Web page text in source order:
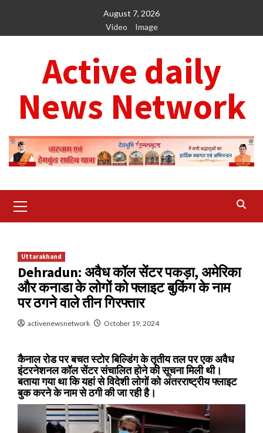
content
August 7, 2026
Video
Image
Active daily
News Network
Menu
Uttarakhand
Dehradun: अवैध कॉल सेंटर पकड़ा, अमेरिका
और कनाडा के लोगों को फ्लाइट बुकिंग के नाम
पर ठगने वाले तीन गिरफ्तार
activenewsnetwork October 19, 2024
कैनाल रोड पर बचत स्टोर बिल्डिंग के तृतीय तल पर एक अवैध
इंटरनेशनल कॉल सेंटर संचालित होने की सूचना मिली थी।
बताया गया था कि यहां से विदेशी लोगों को अंतरराष्ट्रीय फ्लाइट
बुक करने के नाम से ठगी की जा रही है।